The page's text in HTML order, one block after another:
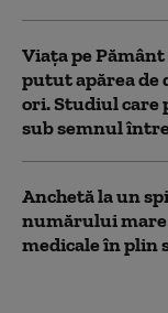
Viața pe
putut apărea de
ori. Studiul care
sub semnul
Anchetă la un
numărului mare
medicale în plin